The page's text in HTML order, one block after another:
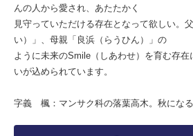
んの人から愛され、あたたかく
見守っていただける存在となって欲しい。
い）」、母親「良浜（らうひん）」の
ように未来のSmile（しあわせ）を育む存
いが込められています。
字義 楓：マンサク科の落葉高木。秋になる